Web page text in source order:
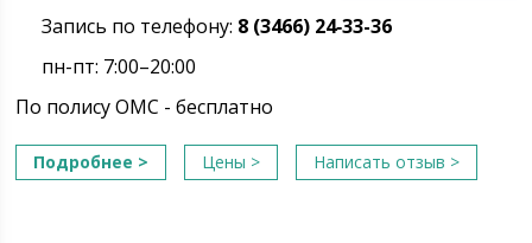
Запись по телефону: 8 (3466) 24‑33-36
пн-пт: 7:00–20:00
По полису ОМС - бесплатно
Подробнее > Цены > Написать отзыв >